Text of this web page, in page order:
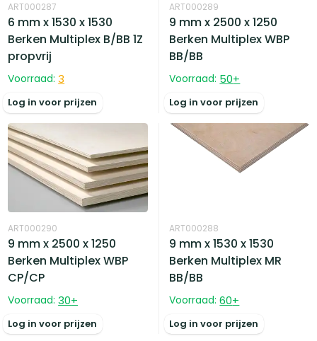
ART000287
6 mm x 1530 x 1530
Berken Multiplex B/BB 1Z
propvrij
Voorraad: 3
Log in voor prijzen
ART000289
9 mm x 2500 x 1250
Berken Multiplex WBP
BB/BB
Voorraad: 50+
Log in voor prijzen
ART000290
9 mm x 2500 x 1250
Berken Multiplex WBP
CP/CP
Voorraad: 30+
Log in voor prijzen
ART000288
9 mm x 1530 x 1530
Berken Multiplex MR
BB/BB
Voorraad: 60+
Log in voor prijzen